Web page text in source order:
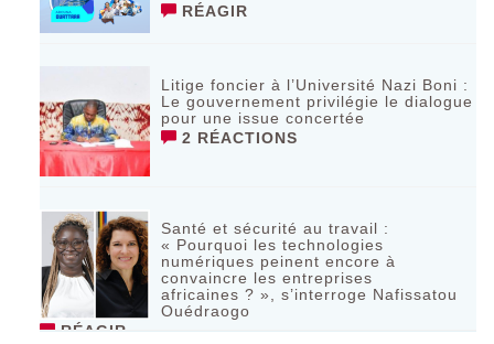
RÉAGIR
Litige foncier à l’Université Nazi Boni :
Le gouvernement privilégie le dialogue
pour une issue concertée
2 RÉACTIONS
Santé et sécurité au travail :
« Pourquoi les technologies
numériques peinent encore à
convaincre les entreprises
africaines ? », s’interroge Nafissatou
Ouédraogo
RÉAGIR